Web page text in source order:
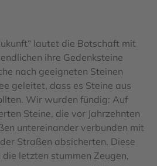
lautet die Botschaft mit
ihre Gedenksteine
nach geeigneten Steinen
geleitet, dass es Steine aus
Wir wurden fündig: Auf
Steine, die vor Jahrzehnten
untereinander verbunden mit
Straßen absicherten. Diese
letzten stummen Zeugen,